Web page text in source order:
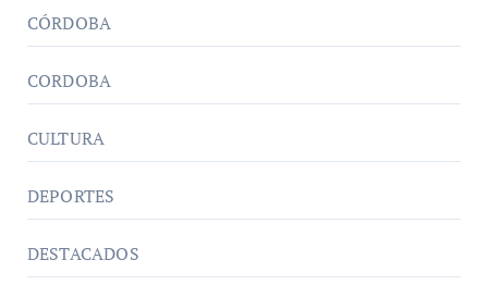
CÓRDOBA
CORDOBA
CULTURA
DEPORTES
DESTACADOS